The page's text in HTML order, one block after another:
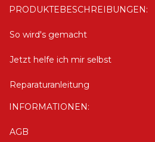
PRODUKTEBESCHREIBUNGEN:
So wird's gemacht
Jetzt helfe ich mir selbst
Reparaturanleitung
INFORMATIONEN:
AGB